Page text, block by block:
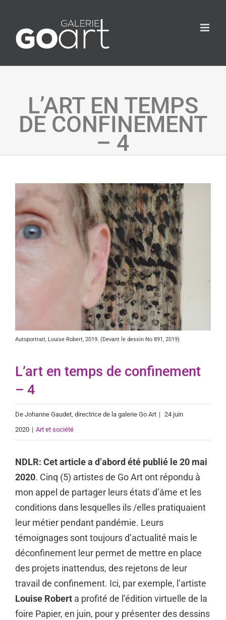
L’ART EN TEMPS
DE CONFINEMENT
– 4
Agrandir
l&apos;image
Autoportrait, Louise Robert, 2019. (Devant le dessin No 891, 2019)
L’art en temps de confinement
– 4
De Johanne Gaudet, directrice de la galerie Go Art | 24 juin
2020 | Art et société
NDLR: Cet article a d’abord été publié le 20 mai
2020. Cinq (5) artistes de Go Art ont répondu à
mon appel de partager leurs états d’âme et les
conditions dans lesquelles ils /elles pratiquaient
leur métier pendant pandémie. Leurs
témoignages sont toujours d’actualité mais le
déconfinement leur permet de mettre en place
des projets inattendus, des rejetons de leur
travail de confinement. Ici, par exemple, l’artiste
Louise Robert a profité de l’édition virtuelle de la
foire Papier, en juin, pour y présenter des dessins